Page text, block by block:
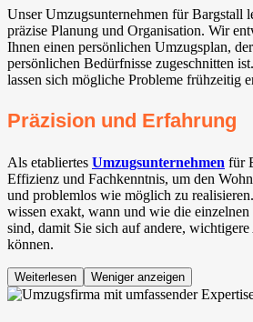
Unser Umzugsunternehmen für Bargstall
präzise Planung und Organisation. Wir
Ihnen einen persönlichen Umzugsplan,
persönlichen Bedürfnisse zugeschnitten
lassen sich mögliche Probleme frühzeitig
Präzision und Erfahrung
Als etabliertes Umzugsunternehmen für
Effizienz und Fachkenntnis, um den
und problemlos wie möglich zu
wissen exakt, wann und wie die einzelnen
sind, damit Sie sich auf andere,
können.
Weiterlesen Weniger anzeigen